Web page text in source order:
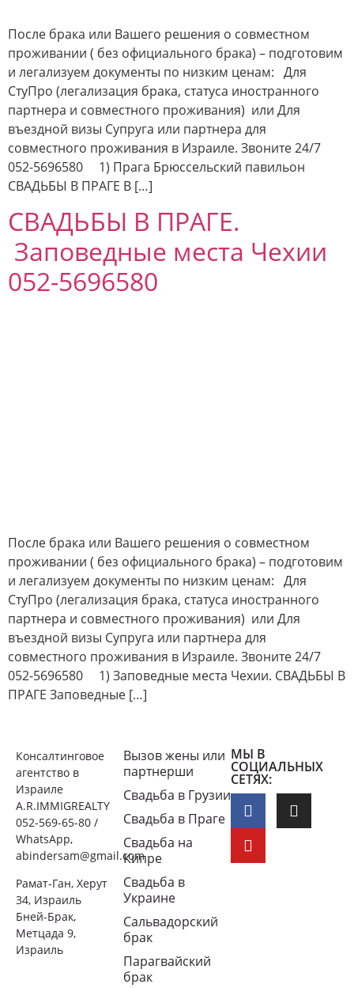
После брака или Вашего решения о совместном
проживании ( без официального брака) – подготовим
и легализуем документы по низким ценам: Для
СтуПро (легализация брака, статуса иностранного
партнера и совместного проживания) или Для
въездной визы Супруга или партнера для
совместного проживания в Израиле. Звоните 24/7
052-5696580 1) Прага Брюссельский павильон
СВАДЬБЫ В ПРАГЕ В […]
СВАДЬБЫ В ПРАГЕ.
Заповедные места Чехии
052-5696580
После брака или Вашего решения о совместном
проживании ( без официального брака) – подготовим
и легализуем документы по низким ценам: Для
СтуПро (легализация брака, статуса иностранного
партнера и совместного проживания) или Для
въездной визы Супруга или партнера для
совместного проживания в Израиле. Звоните 24/7
052-5696580 1) Заповедные места Чехии. СВАДЬБЫ В
ПРАГЕ Заповедные […]
Консалтинговое
агентство в
Израиле
A.R.IMMIGREALTY
052-569-65-80 /
WhatsApp,
abindersam@gmail.com
Рамат-Ган, Херут
34, Израиль
Бней-Брак,
Метцада 9,
Израиль
Вызов жены или
партнерши
Свадьба в Грузии
Свадьба в Праге
Свадьба на
Кипре
Свадьба в
Украине
Сальвадорский
брак
Парагвайский
брак
МЫ В
СОЦИАЛЬНЫХ
СЕТЯХ: